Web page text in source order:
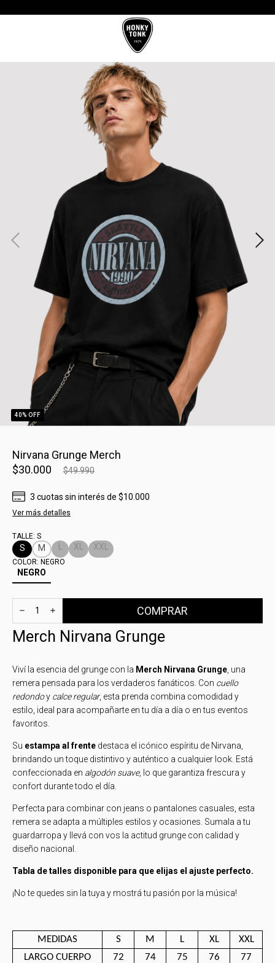
40% OFF
Nirvana Grunge Merch
$30.000
$49.990
3 cuotas sin interés de $10.000
Ver más detalles
TALLE: S
S M L XL XXL
COLOR: NEGRO
NEGRO
Merch Nirvana Grunge
Viví la esencia del grunge con la Merch Nirvana Grunge , una
remera pensada para los verdaderos fanáticos. Con cuello
redondoy calce regular, esta prenda combina comodidad y
estilo, ideal para acompañarte en tu día a día o en tus eventos
favoritos.
Su estampa al frente destaca el icónico espíritu de Nirvana,
brindando un toque distintivo y auténtico a cualquier look. Está
confeccionada en algodón suave, lo que garantiza frescura y
confort durante todo el día.
Perfecta para combinar con jeans o pantalones casuales, esta
remera se adapta a múltiples estilos y ocasiones. Sumala a tu
guardarropa y llevá con vos la actitud grunge con calidad y
diseño nacional.
Tabla de talles disponible para que elijas el ajuste perfecto.
¡No te quedes sin la tuya y mostrá tu pasión por la música!
MEDIDAS S M L XL
XXL
LARGO CUERPO
72 74 75 76
77